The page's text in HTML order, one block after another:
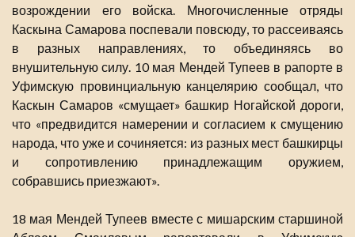
возрождении его войска. Многочисленные отряды
Каскына Самарова поспевали повсюду, то рассеиваясь
в разных направлениях, то объединяясь во
внушительную силу. 10 мая Мендей Тупеев в рапорте в
Уфимскую провинциальную канцелярию сообщал, что
Каскын Самаров «смущает» башкир Ногайской дороги,
что «предвидится намерении и согласием к смущению
народа, что уже и сочиняется: из разных мест башкирцы
и сопротивлению принадлежащим оружием,
собравшись приезжают».
18 мая Мендей Тупеев вместе с мишарским старшиной